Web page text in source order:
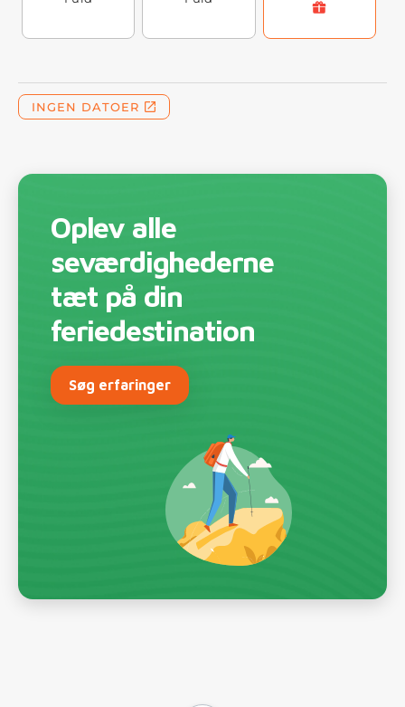
Oplev alle
seværdighederne
tæt på din
feriedestination
Søg erfaringer